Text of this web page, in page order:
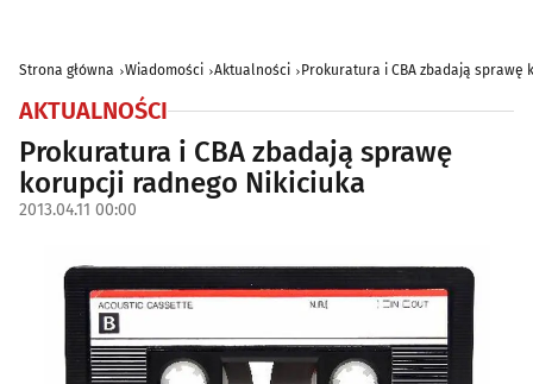
Strona główna Wiadomości Aktualności Prokuratura i CBA zbadają sprawę
AKTUALNOŚCI
Prokuratura i CBA zbadają sprawę
korupcji radnego Nikiciuka
2013.04.11 00:00